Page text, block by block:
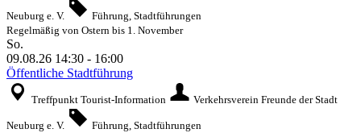
Neuburg e. V.
Führung, Stadtführungen
Regelmäßig von Ostern bis 1. November
So.
09.08.26 14:30 - 16:00
Öffentliche Stadtführung
Treffpunkt Tourist-Information Verkehrsverein Freunde der Stadt
Neuburg e. V.
Führung, Stadtführungen